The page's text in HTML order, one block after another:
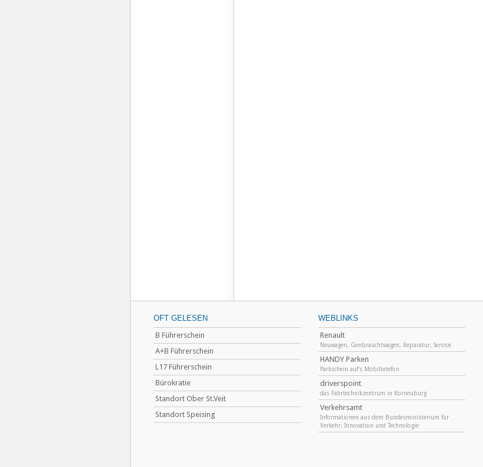
OFT GELESEN
B Führerschein
A+B Führerschein
L17 Führerschein
Bürokratie
Standort Ober St.Veit
Standort Speising
WEBLINKS
Renault
Neuwagen, Genbrauchtwagen, Reparatur, Service
HANDY Parken
Parkschein auf‘s Mobiltelefon
driverspoint
das Fahrtechnikzentrum in Korneuburg
Verkehrsamt
Informationen aus dem Bundesministerium für
Verkehr, Innovation und Technologie